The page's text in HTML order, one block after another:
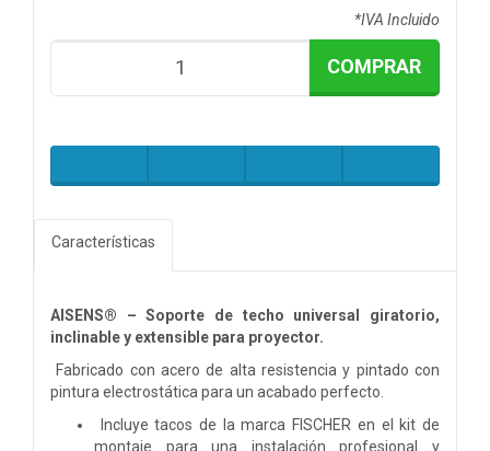
*IVA Incluido
COMPRAR
Características
AISENS® – Soporte de techo universal giratorio,
inclinable y extensible para proyector.
Fabricado con acero de alta resistencia y pintado con
pintura electrostática para un acabado perfecto.
Incluye tacos de la marca FISCHER en el kit de
montaje para una instalación profesional y